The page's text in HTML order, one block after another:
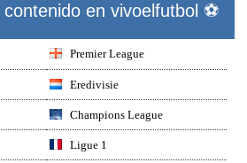
en vivoelfutbol ⚽
Premier League
Eredivisie
Champions League
Ligue 1